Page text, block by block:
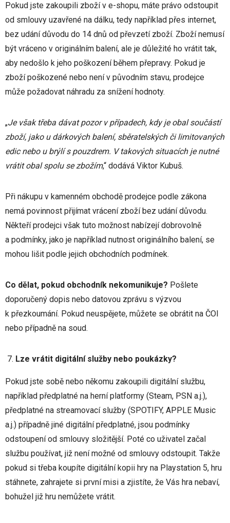
Pokud jste zakoupili zboží v e-shopu, máte právo odstoupit
od smlouvy uzavřené na dálku, tedy například přes internet,
bez udání důvodu do 14 dnů od převzetí zboží. Zboží nemusí
být vráceno v originálním balení, ale je důležité ho vrátit tak,
aby nedošlo k jeho poškození během přepravy. Pokud je
zboží poškozené nebo není v původním stavu, prodejce
může požadovat náhradu za snížení hodnoty.
„Je však třeba dávat pozor v případech, kdy je obal součástí
zboží, jako u dárkových balení, sběratelských či limitovaných
edic nebo u brýlí s pouzdrem. V takových situacích je nutné
vrátit obal spolu se zbožím,“ dodává Viktor Kubuš.
Při nákupu v kamenném obchodě prodejce podle zákona
nemá povinnost přijímat vrácení zboží bez udání důvodu.
Někteří prodejci však tuto možnost nabízejí dobrovolně
a podmínky, jako je například nutnost originálního balení, se
mohou lišit podle jejich obchodních podmínek.
Co dělat, pokud obchodník nekomunikuje? Pošlete
doporučený dopis nebo datovou zprávu s výzvou
k přezkoumání. Pokud neuspějete, můžete se obrátit na ČOI
nebo případně na soud.
Lze vrátit digitální služby nebo poukázky?
Pokud jste sobě nebo někomu zakoupili digitální službu,
například předplatné na herní platformy (Steam, PSN a.j.),
předplatné na streamovací služby (SPOTIFY, APPLE Music
a.j.) případně jiné digitální předplatné, jsou podmínky
odstoupení od smlouvy složitější. Poté co uživatel začal
službu používat, již není možné od smlouvy odstoupit. Takže
pokud si třeba koupíte digitální kopii hry na Playstation 5, hru
stáhnete, zahrajete si první misi a zjistíte, že Vás hra nebaví,
bohužel již hru nemůžete vrátit.